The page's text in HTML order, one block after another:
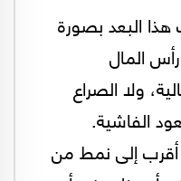
البعد بصورة
المال
ولا الصراع
الفاشية.
أقرب إلى نمط من